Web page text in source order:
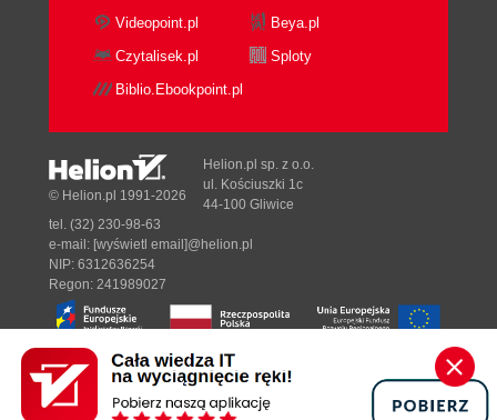
Videopoint.pl
Beya.pl
Czytalisek.pl
Sploty
Biblio.Ebookpoint.pl
Designed with ♥ byTonik.pl
© Helion.pl 1991-2026
Helion.pl sp. z o.o.
ul. Kościuszki 1c
44-100 Gliwice
tel. (32) 230-98-63
e-mail: [wyświetl email]@helion.pl
NIP: 6312636254
Regon: 241989027